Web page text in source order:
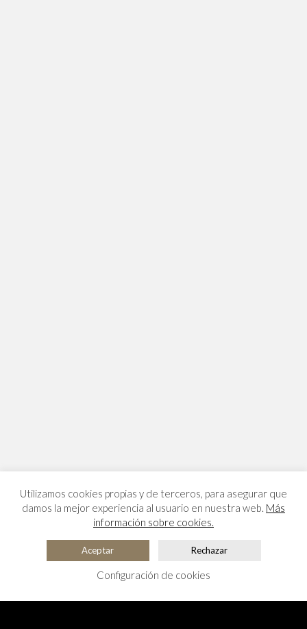
Utilizamos cookies propias y de terceros, para asegurar que
damos la mejor experiencia al usuario en nuestra web. Más
información sobre cookies.
Aceptar Rechazar
Configuración de cookies